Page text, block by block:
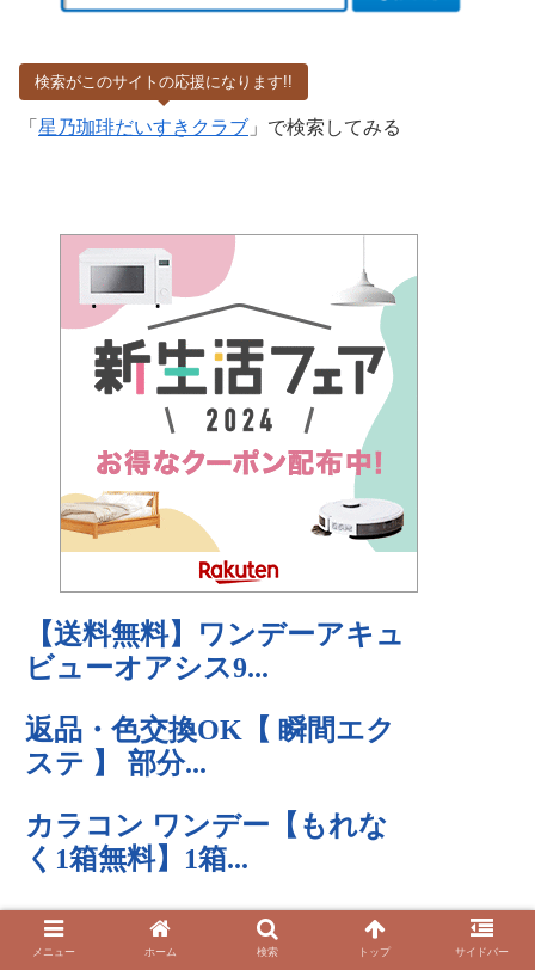
検索がこのサイトの応援になります!!
「 星乃珈琲だいすきクラブ 」で検索してみる
メニュー ホーム 検索 トップ サイドバー